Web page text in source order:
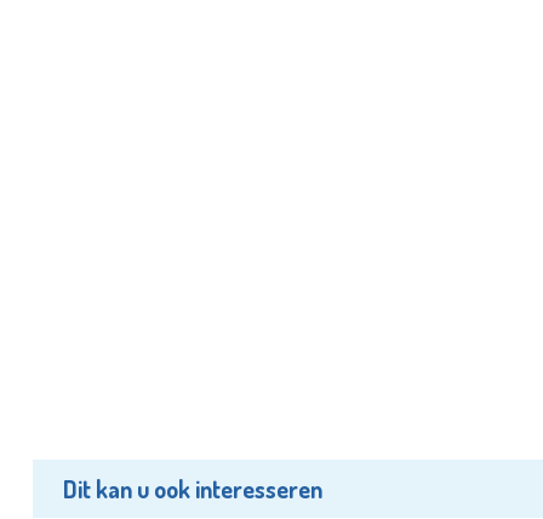
Dit kan u ook interesseren